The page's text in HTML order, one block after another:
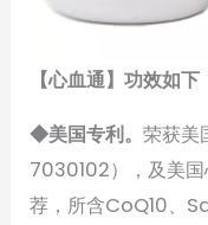
【心血通】功效如下
◆美国专利。荣获
7030102），及美
荐，所含CoQ10、